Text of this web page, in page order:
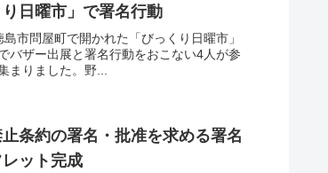
日曜市」で署名行動
市問屋町で開かれた「びっくり日曜市」
バザー出展と署名行動をおこない4人が参
まりました。野...
条約の署名・批准を求める署名
レット完成